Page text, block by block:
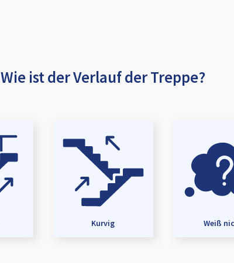
Wie ist der Verlauf der Treppe?
Kurvig Weiß